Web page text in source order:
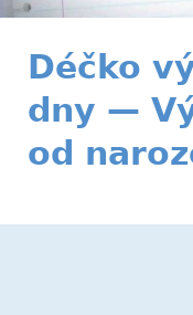
Déčko
dny —
od